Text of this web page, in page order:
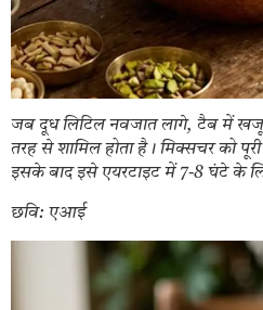
जब दूध लिटिल नवजात लागे, टैब में
तरह से शामिल होता है। मिक्सचर को
इसके बाद इसे एयरटाइट में 7-8 घंटे के
छवि: एआई